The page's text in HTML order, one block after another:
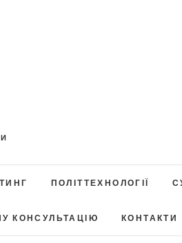
ПОЛІТТЕХНОЛОГІЇ
КОНСУЛЬТАЦІЮ КОНТАКТИ